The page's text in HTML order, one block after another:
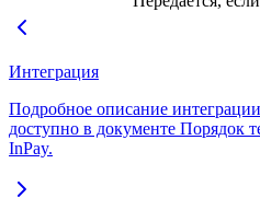
Интеграция
Подробное описание
доступно в документе Порядок
InPay.